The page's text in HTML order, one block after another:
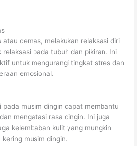
atau cemas, melakukan relaksasi diri
pada tubuh dan pikiran. Ini
untuk mengurangi tingkat stres dan
emosional.
pada musim dingin dapat membantu
mengatasi rasa dingin. Ini juga
kelembaban kulit yang mungkin
musim dingin.